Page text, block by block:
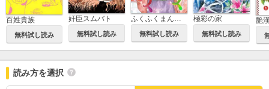
百姓貴族
無料試し読み
奸臣スムバト
無料試し読み 無料試し読み
極彩の家
無料試し読み
艶
読み方を選択